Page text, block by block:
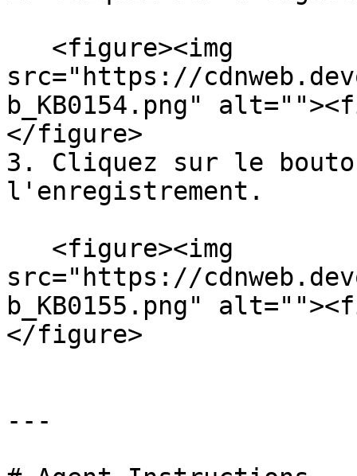
src="https://
b_KB0154.png"
</figure>
3. Cliquez sur le
l'enregistrement.
src="https://
b_KB0155.png"
</figure>
---